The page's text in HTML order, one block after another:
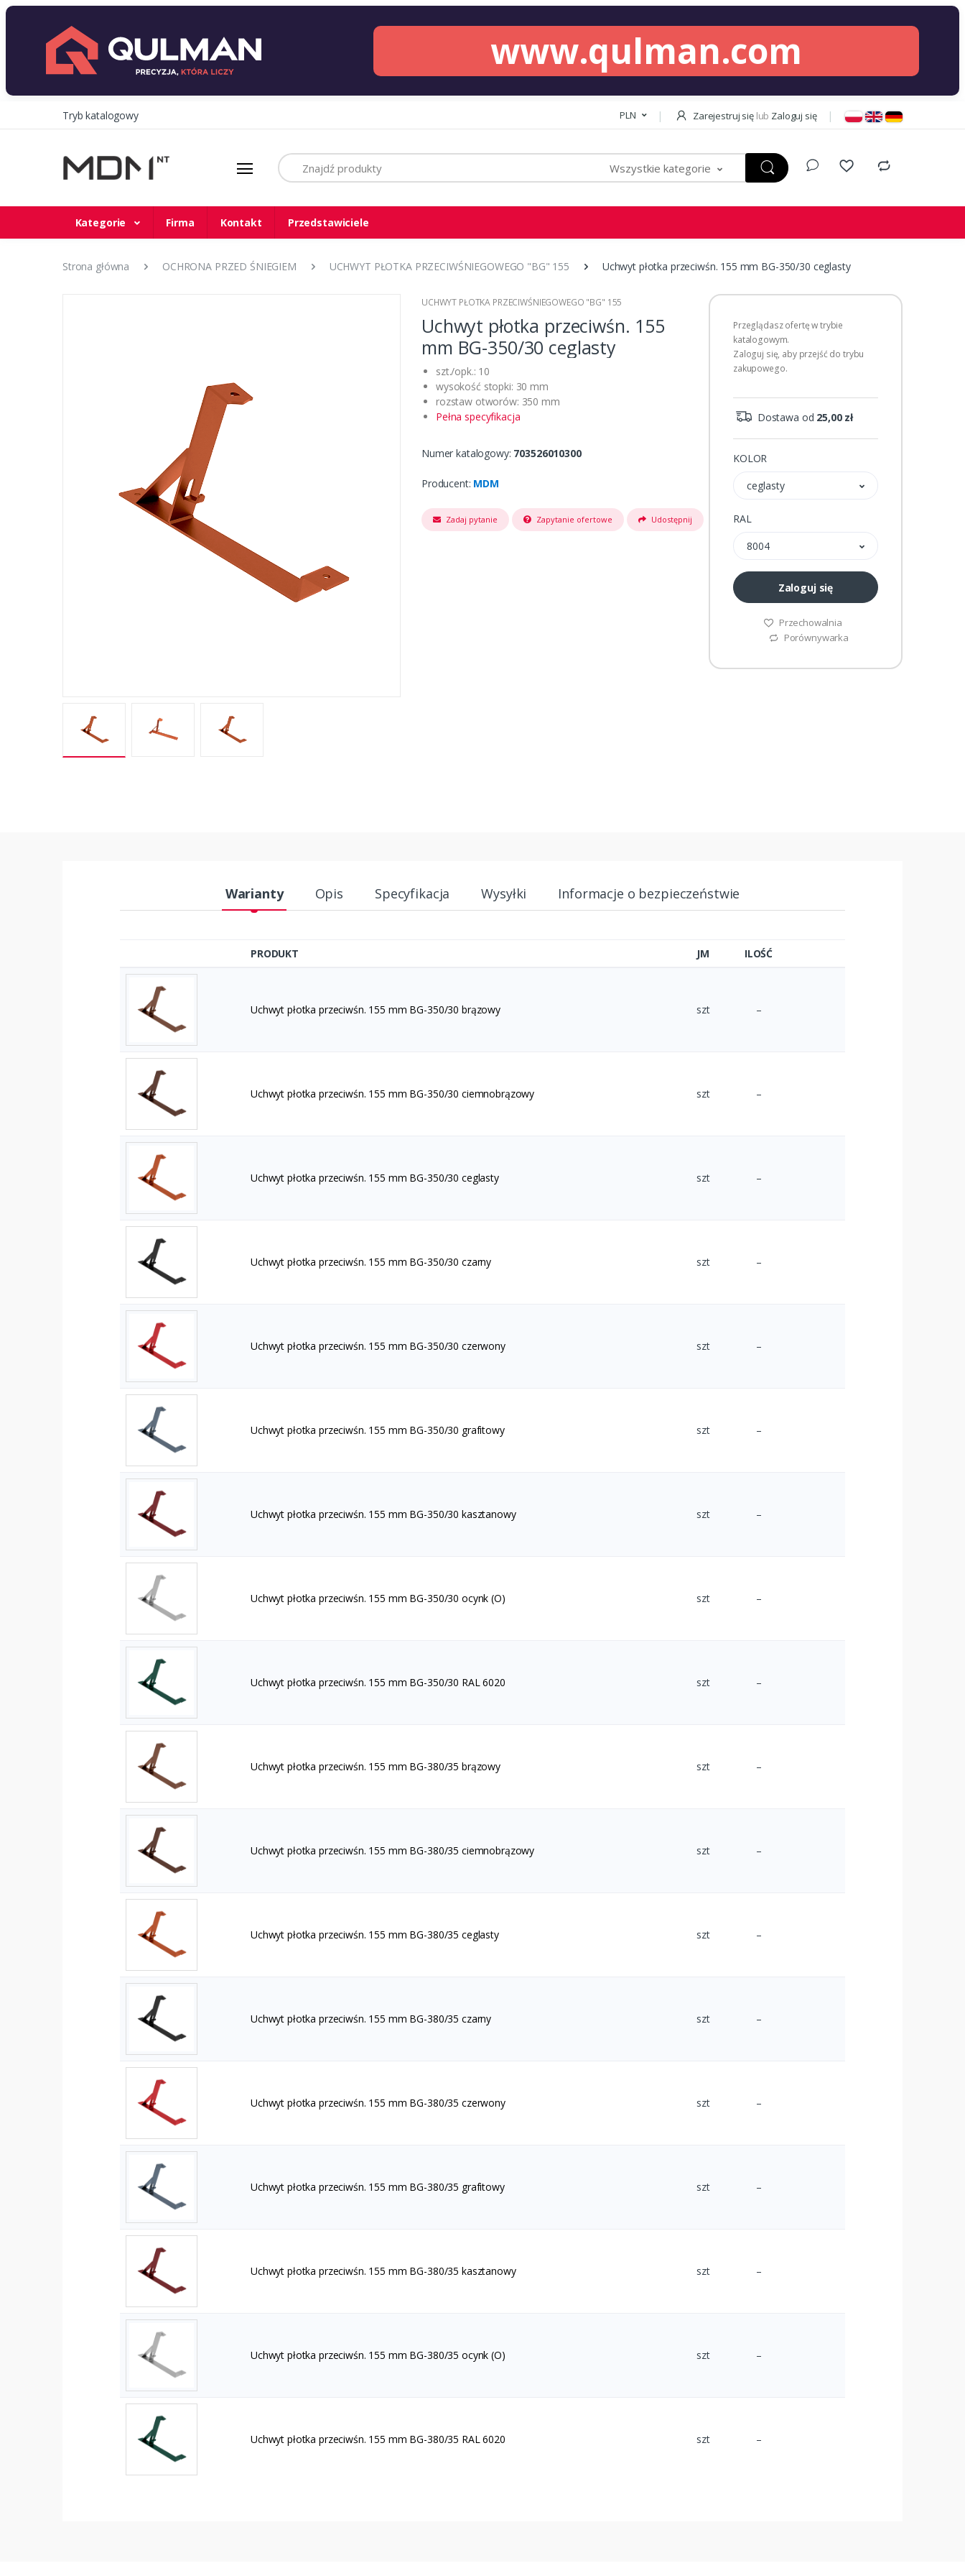
www.qulman.com
Tryb katalogowy PLN Zarejestruj się lub Zaloguj się
Szukaj
Wszystkie kategorie
Kategorie Firma Kontakt Przedstawiciele
Strona główna OCHRONA PRZED ŚNIEGIEM UCHWYT PŁOTKA PRZECIWŚNIEGOWEGO "BG" 155 Uchwyt płotka przeciwśn. 155 mm BG-350/30 ceglasty
UCHWYT PŁOTKA PRZECIWŚNIEGOWEGO "BG" 155
Uchwyt płotka przeciwśn. 155
mm BG-350/30 ceglasty
szt./opk.: 10
wysokość stopki: 30 mm
rozstaw otworów: 350 mm
Pełna specyfikacja
Numer katalogowy: 703526010300
Producent: MDM
Zadaj pytanie Zapytanie ofertowe Udostępnij
Przeglądasz ofertę w trybie
katalogowym.
Zaloguj się, aby przejść do trybu
zakupowego.
Dostawa od 25,00 zł
KOLOR
ceglasty
RAL
8004
Zaloguj się
Przechowalnia
Porównywarka
Warianty Opis Specyfikacja Wysyłki Informacje o bezpieczeństwie
PRODUKT JM ILOŚĆ
Uchwyt płotka przeciwśn. 155 mm BG-350/30 brązowy szt –
Uchwyt płotka przeciwśn. 155 mm BG-350/30 ciemnobrązowy szt –
Uchwyt płotka przeciwśn. 155 mm BG-350/30 ceglasty szt –
Uchwyt płotka przeciwśn. 155 mm BG-350/30 czarny szt –
Uchwyt płotka przeciwśn. 155 mm BG-350/30 czerwony szt –
Uchwyt płotka przeciwśn. 155 mm BG-350/30 grafitowy szt –
Uchwyt płotka przeciwśn. 155 mm BG-350/30 kasztanowy szt –
Uchwyt płotka przeciwśn. 155 mm BG-350/30 ocynk (O) szt –
Uchwyt płotka przeciwśn. 155 mm BG-350/30 RAL 6020 szt –
Uchwyt płotka przeciwśn. 155 mm BG-380/35 brązowy szt –
Uchwyt płotka przeciwśn. 155 mm BG-380/35 ciemnobrązowy szt –
Uchwyt płotka przeciwśn. 155 mm BG-380/35 ceglasty szt –
Uchwyt płotka przeciwśn. 155 mm BG-380/35 czarny szt –
Uchwyt płotka przeciwśn. 155 mm BG-380/35 czerwony szt –
Uchwyt płotka przeciwśn. 155 mm BG-380/35 grafitowy szt –
Uchwyt płotka przeciwśn. 155 mm BG-380/35 kasztanowy szt –
Uchwyt płotka przeciwśn. 155 mm BG-380/35 ocynk (O) szt –
Uchwyt płotka przeciwśn. 155 mm BG-380/35 RAL 6020 szt –